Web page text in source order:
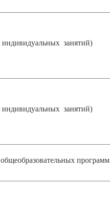
индивидуальных занятий)
индивидуальных занятий)
программ